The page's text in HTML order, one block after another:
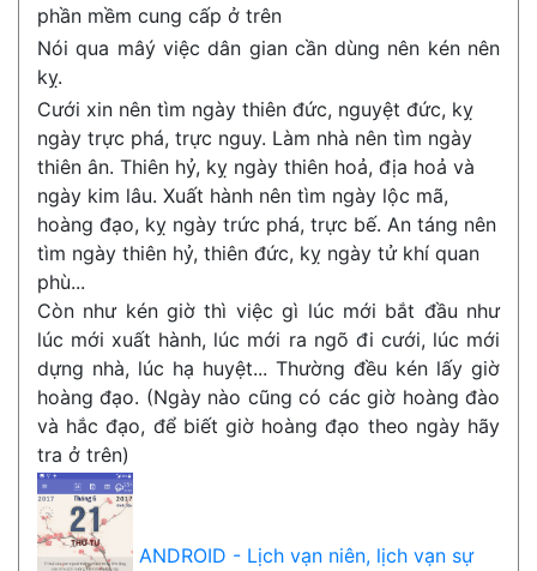
phần mềm cung cấp ở trên
Nói qua mâý việc dân gian cần dùng nên kén nên
kỵ.
Cưới xin nên tìm ngày thiên đức, nguyệt đức, kỵ
ngày trực phá, trực nguy. Làm nhà nên tìm ngày
thiên ân. Thiên hỷ, kỵ ngày thiên hoả, địa hoả và
ngày kim lâu. Xuất hành nên tìm ngày lộc mã,
hoàng đạo, kỵ ngày trức phá, trực bế. An táng nên
tìm ngày thiên hỷ, thiên đức, kỵ ngày tử khí quan
phù...
Còn như kén giờ thì việc gì lúc mới bắt đầu như
lúc mới xuất hành, lúc mới ra ngõ đi cưới, lúc mới
dựng nhà, lúc hạ huyệt... Thường đều kén lấy giờ
hoàng đạo. (Ngày nào cũng có các giờ hoàng đào
và hắc đạo, để biết giờ hoàng đạo theo ngày hãy
tra ở trên)
ANDROID - Lịch vạn niên, lịch vạn sự